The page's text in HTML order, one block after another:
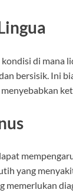
di mana
bersisik. Ini
yang
memerlukan